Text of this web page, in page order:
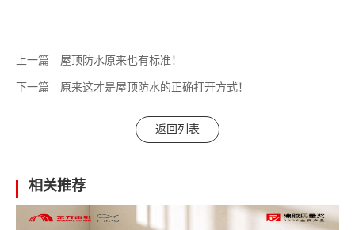
上一篇 屋顶防水原来也有标准！
下一篇 原来这才是屋顶防水的正确打开方式！
返回列表
相关推荐